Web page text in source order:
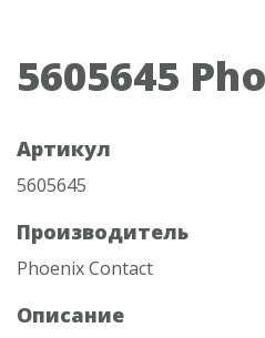
5605645
Артикул
5605645
Производитель
Phoenix Contact
Описание